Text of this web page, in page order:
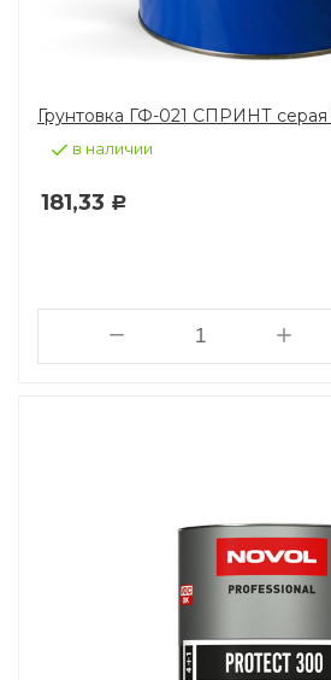
Грунтовка ГФ-021 СПРИНТ серая
в наличии
181,33 Р